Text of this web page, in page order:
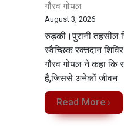
गौरव गोयल
August 3, 2026
रुड़की।पुरानी तहसील
स्वैच्छिक रक्तदान
गौरव गोयल ने कहा कि
है,जिससे अनेकों जीवन
Read More ›